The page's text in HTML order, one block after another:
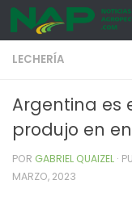
Skip to content
LECHERÍA
Argentina es
produjo en
POR GABRIEL QUAIZEL ·
MARZO, 2023